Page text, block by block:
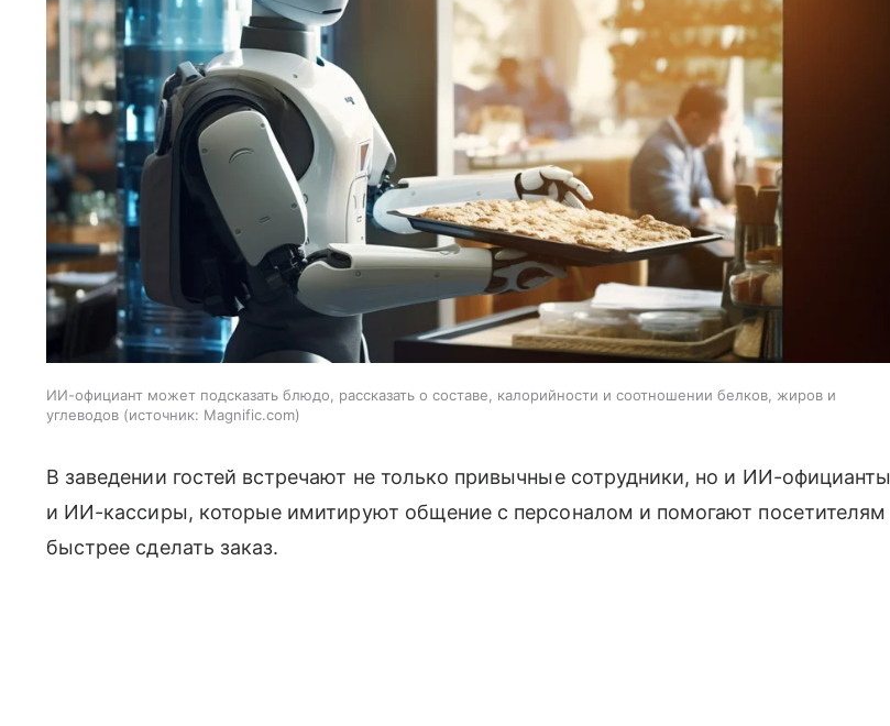
ИИ-официант может подсказать блюдо, рассказать о составе, калорийности и соотношении белков, жиров и
углеводов
источник: Magnific.com
В заведении гостей встречают не только привычные сотрудники, но и ИИ-официанты
и ИИ-кассиры, которые имитируют общение с персоналом и помогают посетителям
быстрее сделать заказ.